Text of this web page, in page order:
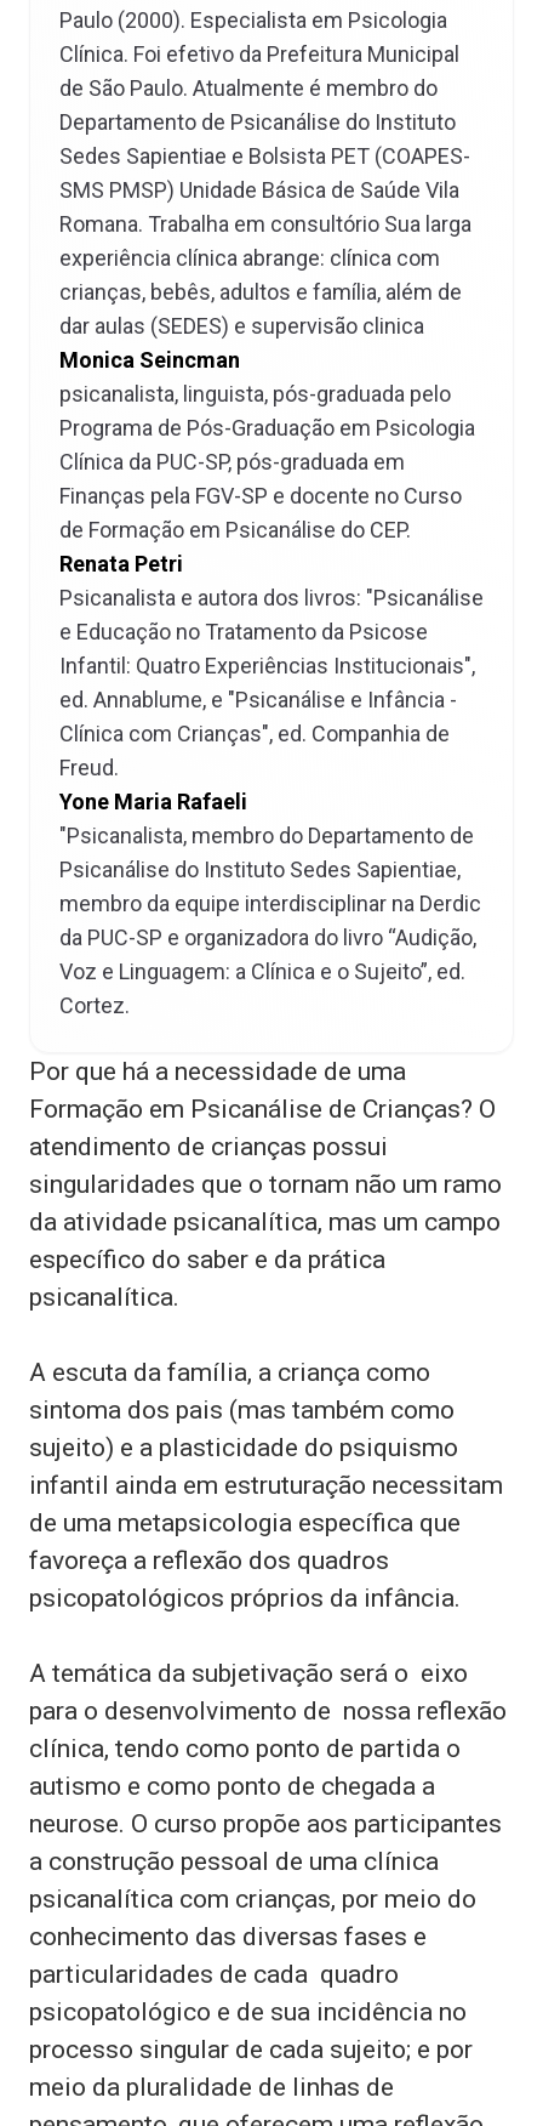
Por que há a necessidade de uma
Formação em Psicanálise de Crianças? O
atendimento de crianças possui
singularidades que o tornam não um ramo
da atividade psicanalítica, mas um campo
específico do saber e da prática
psicanalítica.
A escuta da família, a criança como
sintoma dos pais (mas também como
sujeito) e a plasticidade do psiquismo
infantil ainda em estruturação necessitam
de uma metapsicologia específica que
favoreça a reflexão dos quadros
psicopatológicos próprios da infância.
A temática da subjetivação será o eixo
para o desenvolvimento de nossa reflexão
clínica, tendo como ponto de partida o
autismo e como ponto de chegada a
neurose. O curso propõe aos participantes
a construção pessoal de uma clínica
psicanalítica com crianças, por meio do
conhecimento das diversas fases e
particularidades de cada quadro
psicopatológico e de sua incidência no
processo singular de cada sujeito; e por
meio da pluralidade de linhas de
Paulo (2000). Especialista em Psicologia
Clínica. Foi efetivo da Prefeitura Municipal
de São Paulo. Atualmente é membro do
Departamento de Psicanálise do Instituto
Sedes Sapientiae e Bolsista PET (COAPES-
SMS PMSP) Unidade Básica de Saúde Vila
Romana. Trabalha em consultório Sua larga
experiência clínica abrange: clínica com
crianças, bebês, adultos e família, além de
dar aulas (SEDES) e supervisão clinica
Monica Seincman
psicanalista, linguista, pós-graduada pelo
Programa de Pós-Graduação em Psicologia
Clínica da PUC-SP, pós-graduada em
Finanças pela FGV-SP e docente no Curso
de Formação em Psicanálise do CEP.
Renata Petri
Psicanalista e autora dos livros: "Psicanálise
e Educação no Tratamento da Psicose
Infantil: Quatro Experiências Institucionais",
ed. Annablume, e "Psicanálise e Infância -
Clínica com Crianças", ed. Companhia de
Freud.
Yone Maria Rafaeli
"Psicanalista, membro do Departamento de
Psicanálise do Instituto Sedes Sapientiae,
membro da equipe interdisciplinar na Derdic
da PUC-SP e organizadora do livro “Audição,
Voz e Linguagem: a Clínica e o Sujeito”, ed.
Cortez.